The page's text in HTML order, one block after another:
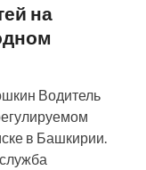
на
Водитель
в Башкирии.